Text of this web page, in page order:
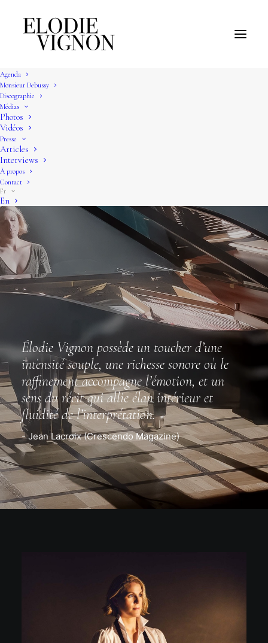
Agenda
Monsieur Debussy
Discographie
Médias
Photos
Vidéos
Presse
Articles
Interviews
À propos
Contact
Fr
En
Élodie Vignon possède un toucher d’une
intensité souple, une richesse sonore où le
raffinement accompagne l’émotion, et un
sens du récit qui allie élan intérieur et
fluidité de l’interprétation.
- Jean Lacroix (Crescendo Magazine)